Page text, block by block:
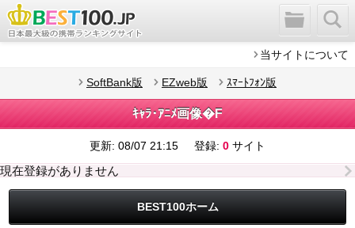
当サイトについて
SoftBank版 EZweb版 ｽﾏｰﾄﾌｫﾝ版
ｷｬﾗ･ｱﾆﾒ画像�F
更新: 08/07 21:15 登録: 0 サイト
現在登録がありません
BEST100ホーム